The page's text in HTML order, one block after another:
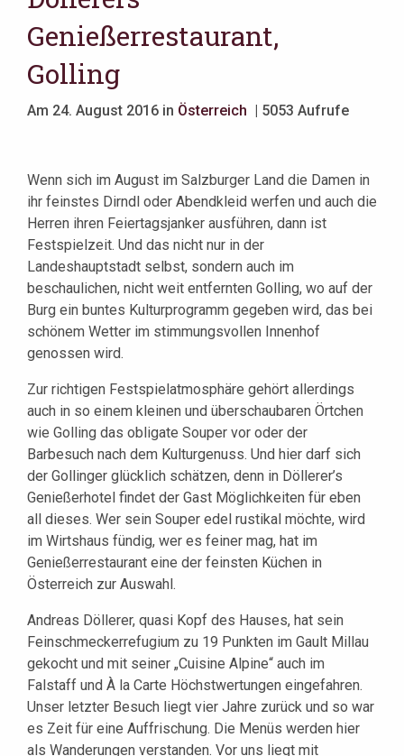
Genießerrestaurant,
Golling
Am 24. August 2016 in Österreich | 5053 Aufrufe
Wenn sich im August im Salzburger Land die Damen in
ihr feinstes Dirndl oder Abendkleid werfen und auch die
Herren ihren Feiertagsjanker ausführen, dann ist
Festspielzeit. Und das nicht nur in der
Landeshauptstadt selbst, sondern auch im
beschaulichen, nicht weit entfernten Golling, wo auf der
Burg ein buntes Kulturprogramm gegeben wird, das bei
schönem Wetter im stimmungsvollen Innenhof
genossen wird.
Zur richtigen Festspielatmosphäre gehört allerdings
auch in so einem kleinen und überschaubaren Örtchen
wie Golling das obligate Souper vor oder der
Barbesuch nach dem Kulturgenuss. Und hier darf sich
der Gollinger glücklich schätzen, denn in Döllerer’s
Genießerhotel findet der Gast Möglichkeiten für eben
all dieses. Wer sein Souper edel rustikal möchte, wird
im Wirtshaus fündig, wer es feiner mag, hat im
Genießerrestaurant eine der feinsten Küchen in
Österreich zur Auswahl.
Andreas Döllerer, quasi Kopf des Hauses, hat sein
Feinschmeckerrefugium zu 19 Punkten im Gault Millau
gekocht und mit seiner „Cuisine Alpine“ auch im
Falstaff und À la Carte Höchstwertungen eingefahren.
Unser letzter Besuch liegt vier Jahre zurück und so war
es Zeit für eine Auffrischung. Die Menüs werden hier
als Wanderungen verstanden. Vor uns liegt mit